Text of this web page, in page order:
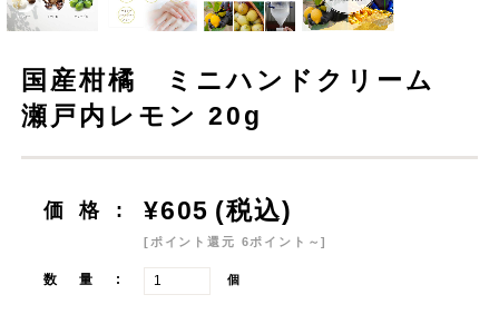
国産柑橘 ミニハンドクリーム
瀬戸内レモン 20g
価格: ¥605 (税込)
[ポイント還元 6ポイント～]
数量: 個